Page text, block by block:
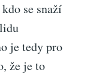
se snaží
je tedy pro
že je to